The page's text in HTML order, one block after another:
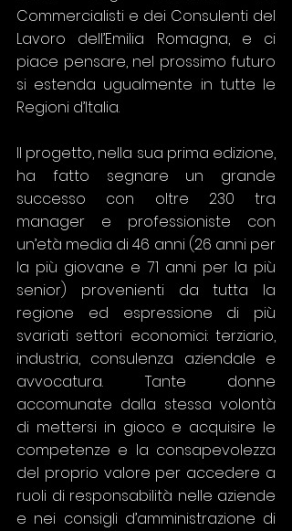
Commercialisti e dei Consulenti del
Lavoro dell’Emilia Romagna, e ci
piace pensare, nel prossimo futuro
si estenda ugualmente in tutte le
Regioni d’Italia.
Il progetto, nella sua prima edizione,
ha fatto segnare un grande
successo con oltre 230 tra
manager e professioniste con
un’età media di 46 anni (26 anni per
la più giovane e 71 anni per la più
senior) provenienti da tutta la
regione ed espressione di più
svariati settori economici: terziario,
industria, consulenza aziendale e
avvocatura. Tante donne
accomunate dalla stessa volontà
di mettersi in gioco e acquisire le
competenze e la consapevolezza
del proprio valore per accedere a
ruoli di responsabilità nelle aziende
e nei consigli d’amministrazione di